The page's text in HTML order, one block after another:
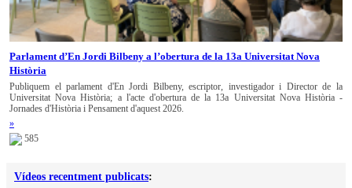
Parlament d’En Jordi Bilbeny a l’obertura de la 13a Universitat Nova
Història
Publiquem el parlament d'En Jordi Bilbeny, escriptor, investigador i Director de la
Universitat Nova Història; a l'acte d'obertura de la 13a Universitat Nova Història -
Jornades d'Història i Pensament d'aquest 2026.
»
585
Vídeos recentment publicats: